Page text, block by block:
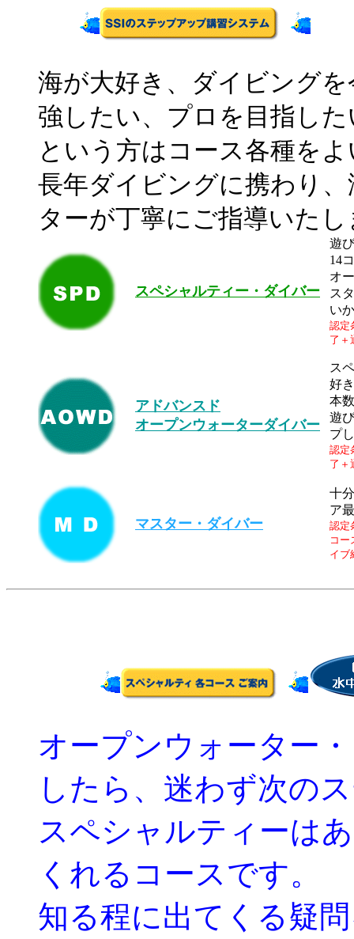
海が大好き、ダイビング
強したい、プロを目指した
という方はコース各種を
長年ダイビングに携わり
ターが丁寧にご指導いた
スペシャルティー・ダイバー
遊
14
オ
ス
い
認定
了＋
アドバンスド
オープンウォーターダイバー
ス
好
本
遊
プ
認定
了＋
マスター・ダイバー
十
ア
認定
コー
イブ
オープンウォーター
したら、迷わず次の
スペシャルティーは
くれるコースです。
知る程に出てくる疑